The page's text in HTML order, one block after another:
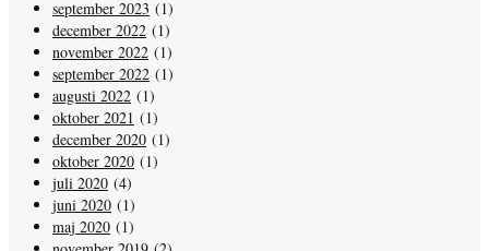
september 2023 (1)
december 2022 (1)
november 2022 (1)
september 2022 (1)
augusti 2022 (1)
oktober 2021 (1)
december 2020 (1)
oktober 2020 (1)
juli 2020 (4)
juni 2020 (1)
maj 2020 (1)